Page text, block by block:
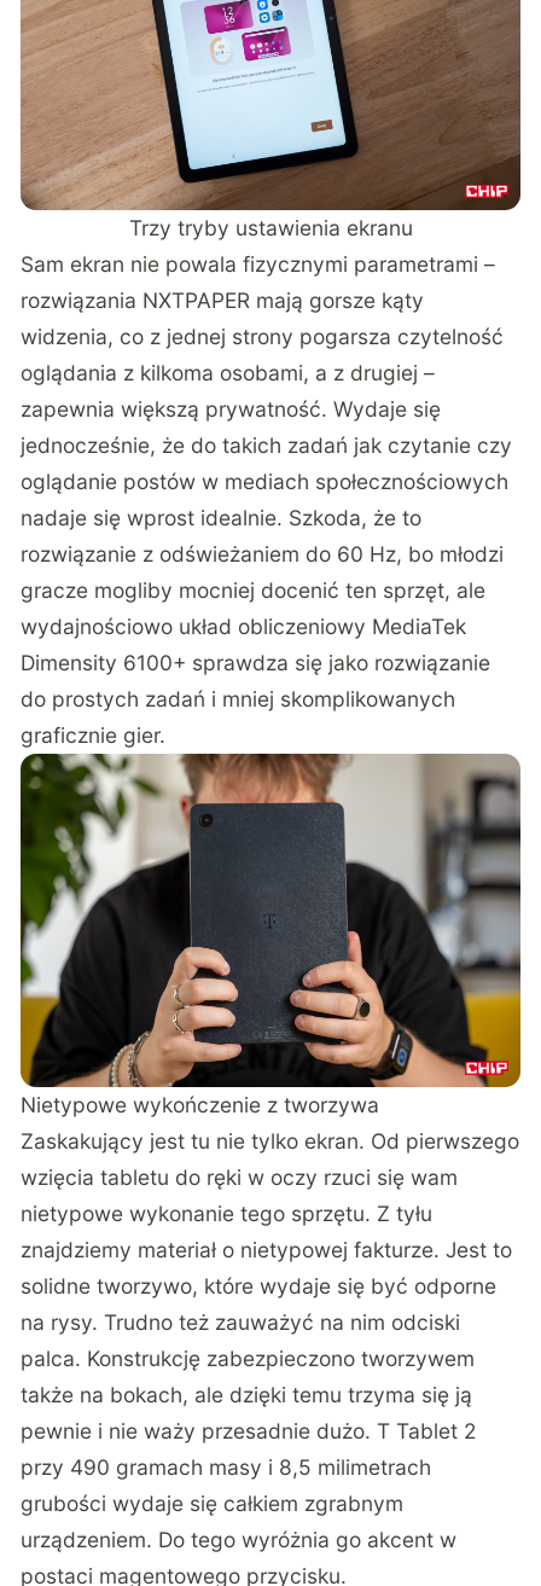
Trzy tryby ustawienia ekranu
Sam ekran nie powala fizycznymi parametrami –
rozwiązania NXTPAPER mają gorsze kąty
widzenia, co z jednej strony pogarsza czytelność
oglądania z kilkoma osobami, a z drugiej –
zapewnia większą prywatność. Wydaje się
jednocześnie, że do takich zadań jak czytanie czy
oglądanie postów w mediach społecznościowych
nadaje się wprost idealnie. Szkoda, że to
rozwiązanie z odświeżaniem do 60 Hz, bo młodzi
gracze mogliby mocniej docenić ten sprzęt, ale
wydajnościowo układ obliczeniowy MediaTek
Dimensity 6100+ sprawdza się jako rozwiązanie
do prostych zadań i mniej skomplikowanych
graficznie gier.
Nietypowe wykończenie z tworzywa
Zaskakujący jest tu nie tylko ekran. Od pierwszego
wzięcia tabletu do ręki w oczy rzuci się wam
nietypowe wykonanie tego sprzętu. Z tyłu
znajdziemy materiał o nietypowej fakturze. Jest to
solidne tworzywo, które wydaje się być odporne
na rysy. Trudno też zauważyć na nim odciski
palca. Konstrukcję zabezpieczono tworzywem
także na bokach, ale dzięki temu trzyma się ją
pewnie i nie waży przesadnie dużo. T Tablet 2
przy 490 gramach masy i 8,5 milimetrach
grubości wydaje się całkiem zgrabnym
urządzeniem. Do tego wyróżnia go akcent w
postaci magentowego przycisku.